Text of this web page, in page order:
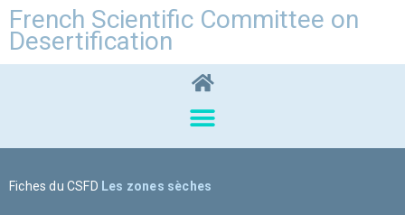
French Scientific Committee on
Desertification
Fiches du CSFD Les zones sèches